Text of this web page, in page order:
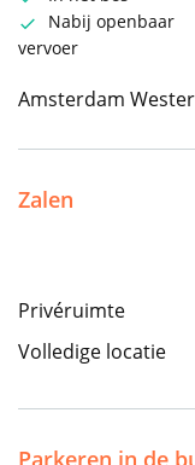
Nabij openbaar
vervoer
Amsterdam
Zalen
Privéruimte
Volledige locatie